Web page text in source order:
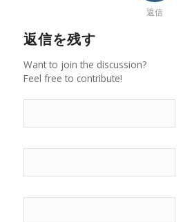
返信
返信を残す
Want to join the discussion?
Feel free to contribute!